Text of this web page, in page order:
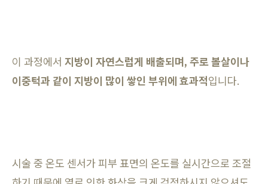
이 과정에서 지방이 자연스럽게 배출되며, 주로 볼살이나
이중턱과 같이 지방이 많이 쌓인 부위에 효과적입니다.
시술 중 온도 센서가 피부 표면의 온도를 실시간으로 조절